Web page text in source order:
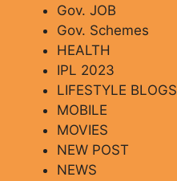
Gov. JOB
Gov. Schemes
HEALTH
IPL 2023
LIFESTYLE BLOGS
MOBILE
MOVIES
NEW POST
NEWS